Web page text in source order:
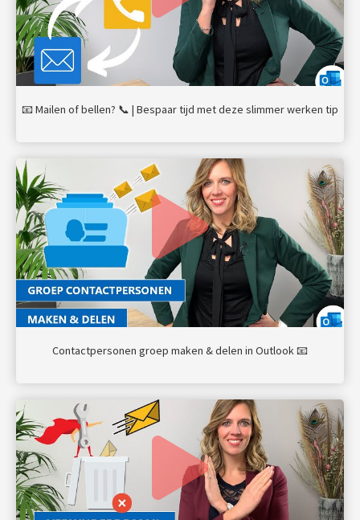
📧 Mailen of bellen? 📞 | Bespaar tijd met deze slimmer werken tip
Contactpersonen groep maken & delen in Outlook 📧